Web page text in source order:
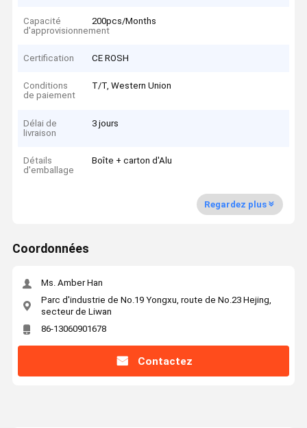
Capacité
d'approvisionnement
200pcs/Months
Certification CE ROSH
Conditions
de paiement
T/T, Western Union
Délai de
livraison
3 jours
Détails
d'emballage
Boîte + carton d'Alu
Regardez plus
Coordonnées
Ms. Amber Han
Parc d'industrie de No.19 Yongxu, route de No.23 Hejing,
secteur de Liwan
86-13060901678
Contactez